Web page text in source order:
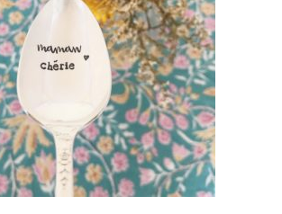
CUILLÈRE GRAVÉE VINTAGE :
MAMAN CHÉRIE
35,00
AJOUTER AU PANIER